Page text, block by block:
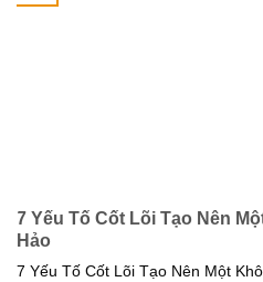
7 Yếu Tố Cốt Lõi Tạo Nên
Hảo
7 Yếu Tố Cốt Lõi Tạo Nên Một